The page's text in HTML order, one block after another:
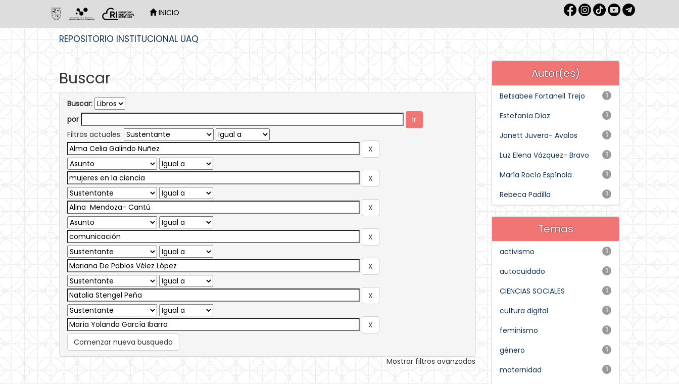
INICIO
REPOSITORIO INSTITUCIONAL UAQ
Buscar
Buscar:
por
Filtros actuales:
Comenzar nueva busqueda
Mostrar filtros avanzados
Autor(es)
1
Betsabee Fortanell Trejo
1
Estefanía Díaz
1
Janett Juvera- Avalos
1
Luz Elena Vázquez- Bravo
1
María Rocío Espínola
1
Rebeca Padilla
Temas
1
activismo
1
autocuidado
1
CIENCIAS SOCIALES
1
cultura digital
1
feminismo
1
género
1
maternidad